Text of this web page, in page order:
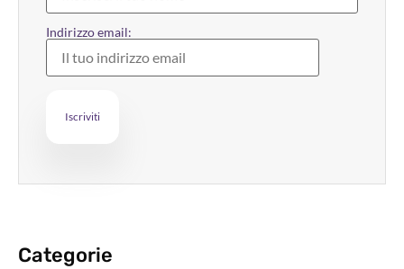
Indirizzo email:
Categorie